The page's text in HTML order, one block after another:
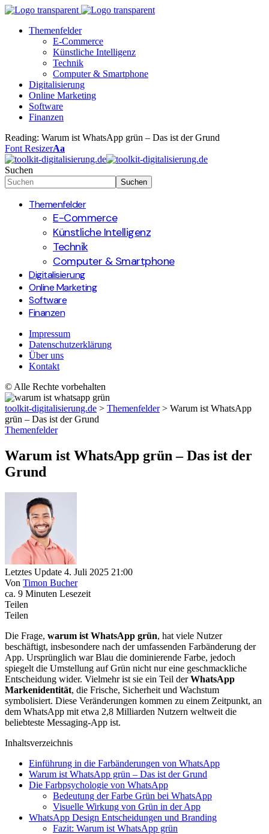
Themenfelder
E-Commerce
Künstliche Intelligenz
Technik
Computer & Smartphone
Digitalisierung
Online Marketing
Software
Finanzen
Reading: Warum ist WhatsApp grün – Das ist der Grund
Font ResizerAa
Suchen
Themenfelder
E-Commerce
Künstliche Intelligenz
Technik
Computer & Smartphone
Digitalisierung
Online Marketing
Software
Finanzen
Impressum
Datenschutzerklärung
Über uns
Kontakt
© Alle Rechte vorbehalten
toolkit-digitalisierung.de > Themenfelder> Warum ist WhatsApp
grün – Das ist der Grund
Themenfelder
Warum ist WhatsApp grün – Das ist der
Grund
Letztes Update 4. Juli 2025 21:00
Von Timon Bucher
ca. 9 Minuten Lesezeit
Teilen
Teilen
Die Frage, warum ist WhatsApp grün, hat viele Nutzer
beschäftigt, insbesondere nach der umfassenden Farbänderung der
App. Ursprünglich war Blau die dominierende Farbe, jedoch
spiegelt die Umstellung auf Grün nicht nur eine geschmackliche
Entscheidung wider. Vielmehr ist sie ein Teil derWhatsApp
Markenidentität, die Frische, Sicherheit und Wachstum
symbolisiert. Diese Veränderungen kommen zu einem Zeitpunkt, an
dem WhatsApp mit etwa 2,8 Milliarden Nutzern weltweit die
beliebteste Messaging-App ist.
Inhaltsverzeichnis
Einführung in die Farbänderungen von WhatsApp
Warum ist WhatsApp grün – Das ist der Grund
Die Farbpsychologie von WhatsApp
Bedeutung der Farbe Grün bei WhatsApp
Visuelle Wirkung von Grün in der App
WhatsApp Design Entscheidungen und Branding
Fazit: Warum ist WhatsApp grün